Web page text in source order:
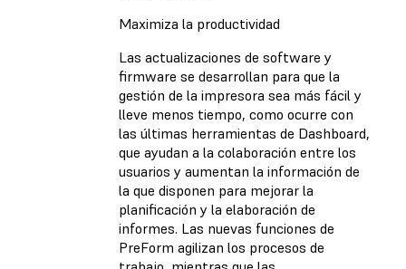
Maximiza la productividad
Las actualizaciones de software y
firmware se desarrollan para que la
gestión de la impresora sea más fácil y
lleve menos tiempo, como ocurre con
las últimas herramientas de Dashboard,
que ayudan a la colaboración entre los
usuarios y aumentan la información de
la que disponen para mejorar la
planificación y la elaboración de
informes. Las nuevas funciones de
PreForm agilizan los procesos de